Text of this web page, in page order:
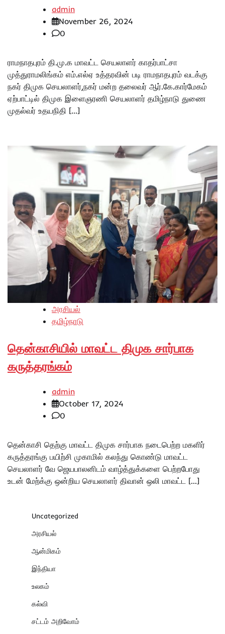
admin
November 26, 2024
0
ராமநாதபுரம் தி.மு.க மாவட்ட செயலாளர் காதர்பாட்சா
முத்துராமலிங்கம் எம்.எல்‌ஏ உத்தரவின் படி ராமநாதபுரம் வடக்கு
நகர் திமுக செயலாளர்,நகர் மன்ற தலைவர் ஆர்.கே.கார்மேகம்
ஏற்பாட்டில் திமுக இளைஞரணி செயலாளர் தமிழ்நாடு துணை
முதல்வர் உதயநிதி […]
அரசியல்
தமிழ்நாடு
தென்காசியில் மாவட்ட திமுக சார்பாக
கருத்தரங்கம்
admin
October 17, 2024
0
தென்காசி தெற்கு மாவட்ட திமுக சார்பாக நடைபெற்ற மகளிர்
கருத்தரங்கு பயிற்சி முகாமில் கலந்து கொண்டு மாவட்ட
செயலாளர் வே ஜெயபாலனிடம் வாழ்த்துக்களை பெற்றபோது
உடன் மேற்க்கு ஒன்றிய செயலாளர் திவான் ஒலி மாவட்ட […]
Uncategorized
அரசியல்
ஆன்மிகம்
இந்தியா
உலகம்
கல்வி
சட்டம் அறிவோம்